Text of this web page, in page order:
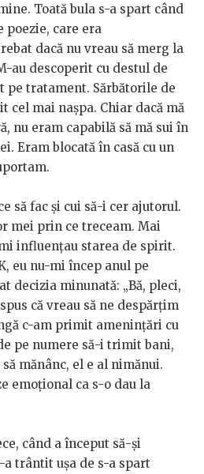
Toată bula s-a spart când
poezie, care era
dacă nu vreau să merg la
au descoperit cu destul de
pe tratament. Sărbătorile de
cel mai nașpa. Chiar dacă mă
nu eram capabilă să mă sui în
Eram blocată în casă cu un
să fac și cui să-i cer ajutorul.
mei prin ce treceam. Mai
influențau starea de spirit.
eu nu-mi încep anul pe
decizia minunată: „Bă, pleci,
că vreau să ne despărțim
c-am primit amenințări cu
pe numere să-i trimit bani,
să mănânc, el e al nimănui.
emoțional ca s-o dau la
când a început să-și
trântit ușa de s-a spart